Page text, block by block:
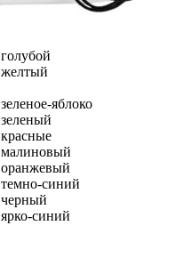
голубой
желтый
зеленое-яблоко
зеленый
красные
малиновый
оранжевый
темно-синий
черный
ярко-синий